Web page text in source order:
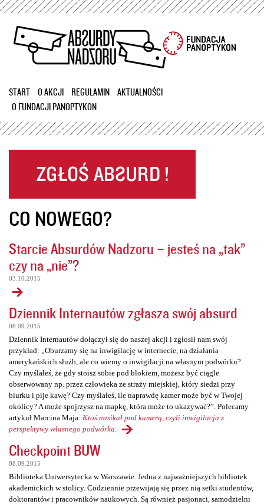
Przejdź
treści
START O AKCJI REGULAMIN
AKTUALNOŚCI
O FUNDACJI PANOPTYKON
CO NOWEGO?
Starcie Absurdów Nadzoru – jesteś na „tak”
czy na „nie”?
03.10.2015
Dziennik Internautów zgłasza swój absurd
08.09.2015
Dziennik Internautów dołączył się do naszej akcji i zgłosił nam swój
przykład: „Oburzamy się na inwigilację w internecie, na działania
amerykańskich służb, ale co wiemy o inwigilacji na własnym podwórku?
Czy myślałeś, że gdy stoisz sobie pod blokiem, możesz być ciągle
obserwowany np. przez człowieka ze straży miejskiej, który siedzi przy
biurku i pije kawę? Czy myślałeś, ile naprawdę kamer może być w Twojej
okolicy? A może spojrzysz na mapkę, która może to ukazywać?”. Polecamy
artykuł Marcina Maja: Ktoś nasikał pod kamerą, czyli inwigilacja z
perspektywy własnego podwórka
Checkpoint BUW
08.09.2015
Biblioteka Uniwersytecka w Warszawie. Jedna z najważniejszych bibliotek
akademickich w stolicy. Codziennie przewijają się przez nią setki studentów,
doktorantów i pracowników naukowych. Są również pasjonaci, samodzielni